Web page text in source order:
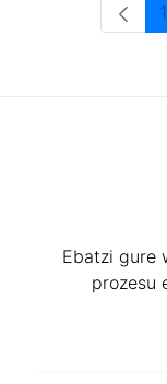
1
Ebatzi gure
prozesu